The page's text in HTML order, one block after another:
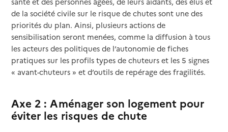
de la société civile sur le risque de chutes sont une des
priorités du plan. Ainsi, plusieurs actions de
sensibilisation seront menées, comme la diffusion à tous
les acteurs des politiques de l’autonomie de fiches
pratiques sur les profils types de chuteurs et les 5 signes
« avant-chuteurs » et d’outils de repérage des fragilités.
Axe 2 : Aménager son logement pour
éviter les risques de chute